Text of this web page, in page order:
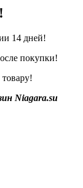
14 дней!
покупки!
Niagara.su